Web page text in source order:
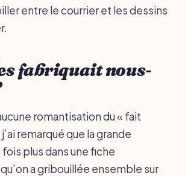
entre le courrier et les dessins
fabriquait nous-
romantisation du « fait
remarqué que la grande
plus dans une fiche
a gribouillée ensemble sur